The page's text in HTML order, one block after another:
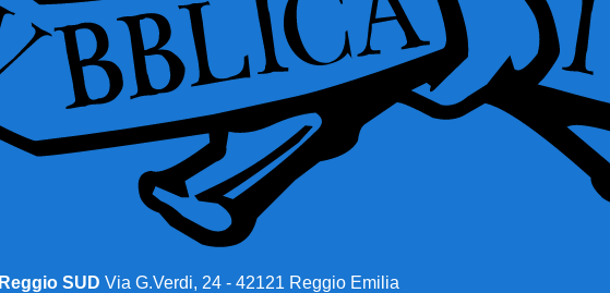
Reggio SUD Via G.Verdi, 24 - 42121 Reggio Emilia